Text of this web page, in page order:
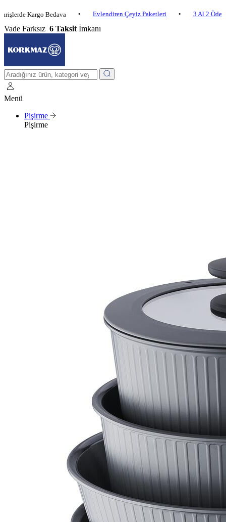
Kargo Bedava • Evlendiren Çeyiz Paketleri • 3 Al 2 Öde •
Vade Farksız 6 Taksit İmkanı
Menü
Pişirme
Pişirme